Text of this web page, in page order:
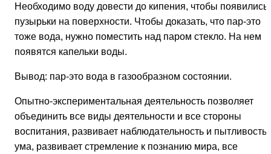
Необходимо воду довести до кипения, чтобы появились
пузырьки на поверхности. Чтобы доказать, что пар-это
тоже вода, нужно поместить над паром стекло. На нем
появятся капельки воды.
Вывод: пар-это вода в газообразном состоянии.
Опытно-экспериментальная деятельность позволяет
объединить все виды деятельности и все стороны
воспитания, развивает наблюдательность и пытливость
ума, развивает стремление к познанию мира, все